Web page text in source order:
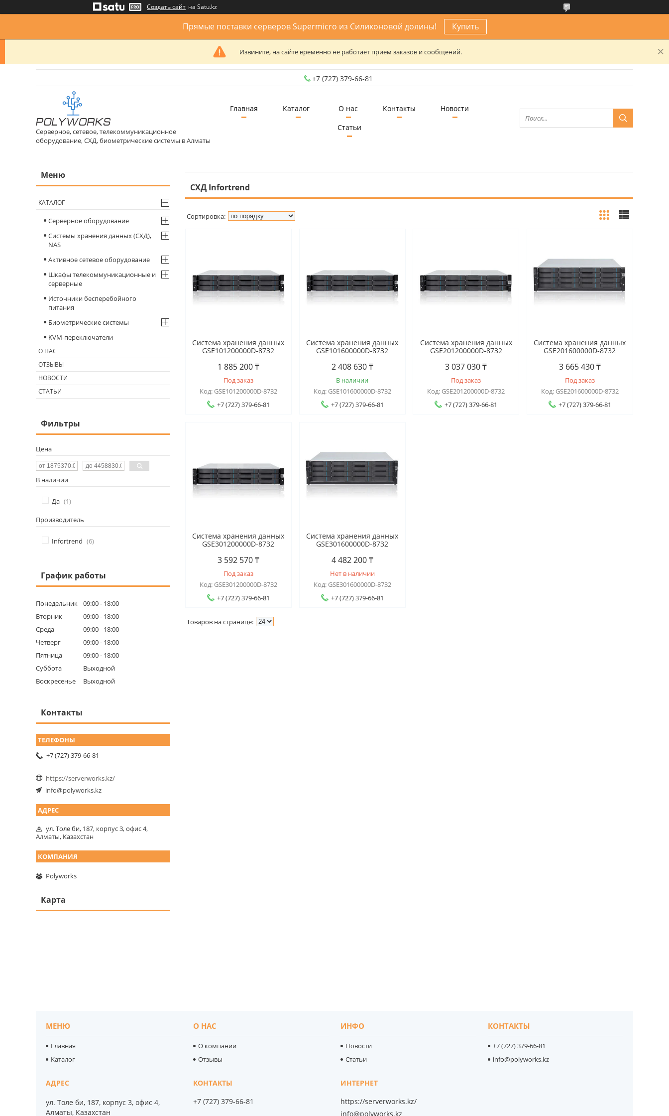
Создать сайт на Satu.kz
Прямые поставки серверов Supermicro из Силиконовой долины! Купить
Извините, на сайте временно не работает прием заказов и сообщений.
+7 (727) 379-66-81
Серверное, сетевое, телекоммуникационное
оборудование, СХД, биометрические системы в Алматы
Главная Каталог О нас Контакты
Новости
Статьи
СХД Infortrend
Система хранения данных
GSE101200000D-8732
1 885 200 ₸
Под заказ
GSE101200000D-8732
+7 (727) 379-66-81
Система хранения данных
GSE101600000D-8732
2 408 630 ₸
В наличии
GSE101600000D-8732
+7 (727) 379-66-81
Система хранения данных
GSE201200000D-8732
3 037 030 ₸
Под заказ
GSE201200000D-8732
+7 (727) 379-66-81
Система хранения данных
GSE201600000D-8732
3 665 430 ₸
Под заказ
GSE201600000D-8732
+7 (727) 379-66-81
Система хранения данных
GSE301200000D-8732
3 592 570 ₸
Под заказ
GSE301200000D-8732
+7 (727) 379-66-81
Система хранения данных
GSE301600000D-8732
4 482 200 ₸
Нет в наличии
GSE301600000D-8732
+7 (727) 379-66-81
КАТАЛОГ
Серверное оборудование
Системы хранения данных (СХД),
NAS
Активное сетевое оборудование
Шкафы телекоммуникационные и
серверные
Источники бесперебойного
питания
Биометрические системы
KVM-переключатели
О НАС
ОТЗЫВЫ
НОВОСТИ
СТАТЬИ
Фильтры
Цена
В наличии
Да 1
Производитель
Infortrend 6
График работы
Понедельник 09:00
18:00
Вторник
09:00
18:00
Среда
09:00
18:00
Четверг
09:00
18:00
Пятница
09:00
18:00
Суббота
Выходной
Воскресенье
Выходной
Контакты
+7 (727) 379-66-81
https://serverworks.kz/
info@polyworks.kz
ул. Толе би, 187, корпус 3, офис 4,
Алматы, Казахстан
Polyworks
Карта
МЕНЮ
Главная
Каталог
О НАС
О компании
Отзывы
ИНФО
Новости
Статьи
КОНТАКТЫ
+7 (727) 379-66-81
info@polyworks.kz
ул. Толе би, 187, корпус 3, офис 4,
Алматы, Казахстан
+7 (727) 379-66-81
https://serverworks.kz/
info@polyworks.kz